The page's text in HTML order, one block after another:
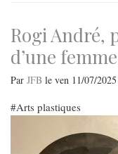
échange
avec
son
Berton
Rogi
d’une
Par JFB le ven 11/07/
Arts plastiques